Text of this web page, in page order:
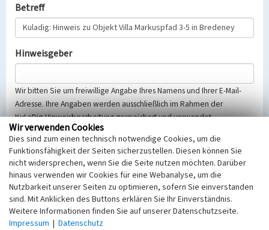
Betreff
Hinweisgeber
Wir bitten Sie um freiwillige Angabe Ihres Namens und Ihrer E-Mail-
Adresse. Ihre Angaben werden ausschließlich im Rahmen der
KuLaDig-Hinweisbearbeitung gespeichert und verwendet.
Selbstverständlich werden diese entsprechend der Vorschriften des
Telemediengesetzes, des Datenschutzgesetzes NRW und der seit
dem 25.05.2018 gültigen Europäischen Datenschutzgrundverordnung
(EU-DSGVO) vertraulich behandelt, beachten Sie bitte unsere
Hinweise zumDatenschutz
Nachricht
Wir verwenden Cookies
Dies sind zum einen technisch notwendige Cookies, um die
Funktionsfähigkeit der Seiten sicherzustellen. Diesen können Sie
nicht widersprechen, wenn Sie die Seite nutzen möchten. Darüber
hinaus verwenden wir Cookies für eine Webanalyse, um die
Nutzbarkeit unserer Seiten zu optimieren, sofern Sie einverstanden
sind. Mit Anklicken des Buttons erklären Sie Ihr Einverständnis.
Weitere Informationen finden Sie auf unserer Datenschutzseite.
Impressum | Datenschutz